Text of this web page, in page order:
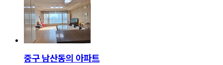
중구 남산동의 아파트